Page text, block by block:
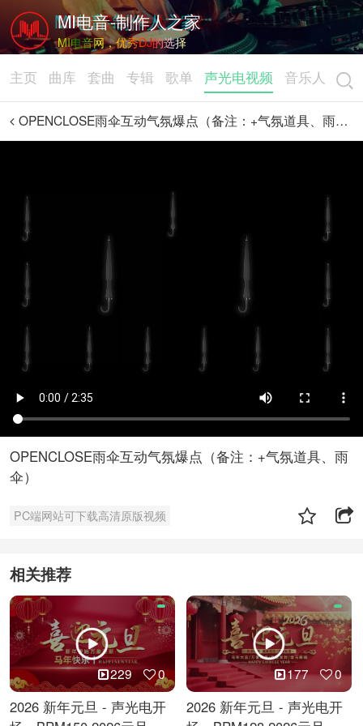
MI电音-制作人之家
MI电音网，优秀DJ的选择
主页 曲库 套曲 专辑 歌单 声光电视频 音乐人
OPENCLOSE雨伞互动气氛爆点（备注：+气氛道具、雨伞）
OPENCLOSE雨伞互动气氛爆点（备注：+气氛道具、雨
伞）
PC端网站可下载高清原版视频
相关推荐
229 0
2026 新年元旦 - 声光电开
177 0
2026 新年元旦 - 声光电开